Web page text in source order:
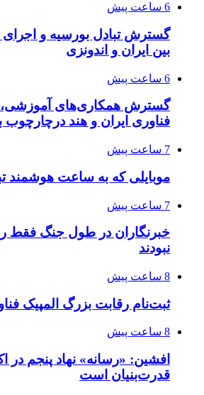
6 ساعت پیش
گسترش تبادل بورسیه و
بین ایران و اندونزی
6 ساعت پیش
گسترش همکاری‌های آموزشی،
فناوری ایران و هند
7 ساعت پیش
موبایلی که به ساعت هوشمند
7 ساعت پیش
خبرنگاران در طول جنگ فقط
نبودند
8 ساعت پیش
ثبت‌نام رقابت بزرگ المپیک فناوری ۲۰۲۶
8 ساعت پیش
افشین: «رسانه» نهاد پنجم در
قدرت‌بنیان است